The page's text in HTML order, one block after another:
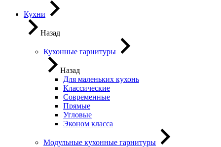
Кухни
Назад
Кухонные гарнитуры
Назад
Для маленьких кухонь
Классические
Современные
Прямые
Угловые
Эконом класса
Модульные кухонные гарнитуры